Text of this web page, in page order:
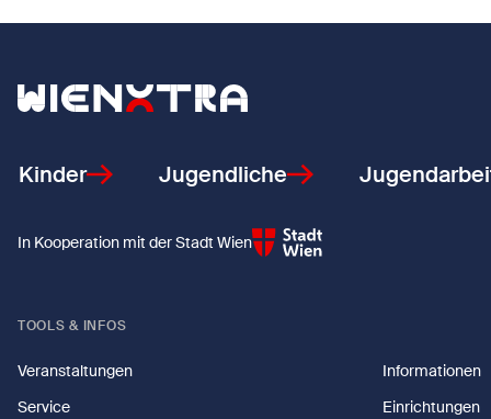
Zurück zur Startseite
Kinder Jugendliche
In Kooperation mit der Stadt Wien
TOOLS & INFOS
Veranstaltungen
Informationen
Service
Einrichtungen